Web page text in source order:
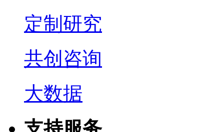
定制研究
共创咨询
大数据